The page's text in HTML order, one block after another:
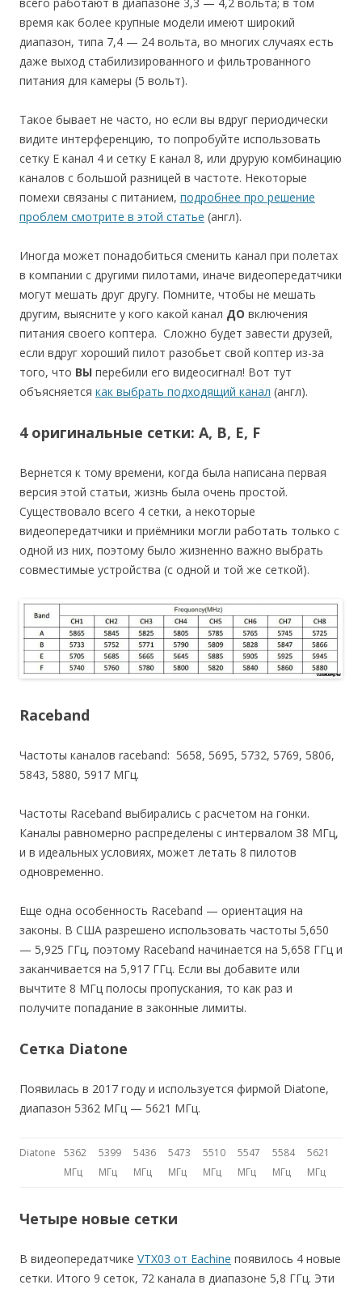
время как более крупные модели имеют широкий
диапазон, типа 7,4 — 24 вольта, во многих случаях есть
даже выход стабилизированного и фильтрованного
питания для камеры (5 вольт).
Такое бывает не часто, но если вы вдруг периодически
видите интерференцию, то попробуйте использовать
сетку E канал 4 и сетку E канал 8, или друрую комбинацию
каналов с большой разницей в частоте. Некоторые
помехи связаны с питанием, подробнее про решение
проблем смотрите в этой статье (англ).
Иногда может понадобиться сменить канал при полетах
в компании с другими пилотами, иначе видеопередатчики
могут мешать друг другу. Помните, чтобы не мешать
другим, выясните у кого какой канал ДО включения
питания своего коптера. Сложно будет завести друзей,
если вдруг хороший пилот разобьет свой коптер из-за
того, что ВЫ перебили его видеосигнал! Вот тут
объясняется как выбрать подходящий канал (англ).
4 оригинальные сетки: A, B, E, F
Вернется к тому времени, когда была написана первая
версия этой статьи, жизнь была очень простой.
Существовало всего 4 сетки, а некоторые
видеопередатчики и приёмники могли работать только с
одной из них, поэтому было жизненно важно выбрать
совместимые устройства (с одной и той же сеткой).
Raceband
Частоты каналов raceband: 5658, 5695, 5732, 5769, 5806,
5843, 5880, 5917 МГц.
Частоты Raceband выбирались с расчетом на гонки.
Каналы равномерно распределены с интервалом 38 МГц,
и в идеальных условиях, может летать 8 пилотов
одновременно.
Еще одна особенность Raceband — ориентация на
законы. В США разрешено использовать частоты 5,650
— 5,925 ГГц, поэтому Raceband начинается на 5,658 ГГц и
заканчивается на 5,917 ГГц. Если вы добавите или
вычтите 8 МГц полосы пропускания, то как раз и
получите попадание в законные лимиты.
Сетка Diatone
Появилась в 2017 году и используется фирмой Diatone,
диапазон 5362 МГц — 5621 МГц.
Diatone
5362
МГц
5399
МГц
5436
МГц
5473
МГц
5510
МГц
5547
МГц
5584
МГц
5621
МГц
Четыре новые сетки
В видеопередатчике VTX03 от Eachine появилось 4 новые
сетки. Итого 9 сеток, 72 канала в диапазоне 5,8 ГГц. Эти